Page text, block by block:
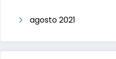
agosto 2021